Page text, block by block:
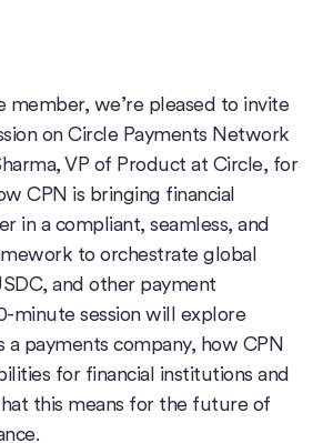
member, we’re pleased to invite
on Circle Payments Network
VP of Product at Circle, for
CPN is bringing financial
in a compliant, seamless, and
to orchestrate global
and other payment
minute session will explore
a payments company, how CPN
for financial institutions and
this means for the future of